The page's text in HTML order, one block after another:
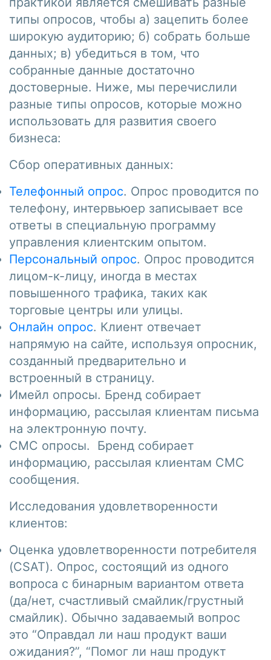
типы опросов, чтобы а) зацепить более
широкую аудиторию; б) собрать больше
данных; в) убедиться в том, что
собранные данные достаточно
достоверные. Ниже, мы перечислили
разные типы опросов, которые можно
использовать для развития своего
бизнеса:
Сбор оперативных данных:
Телефонный опрос. Опрос проводится по
телефону, интервьюер записывает все
ответы в специальную программу
управления клиентским опытом.
Персональный опрос. Опрос проводится
лицом-к-лицу, иногда в местах
повышенного трафика, таких как
торговые центры или улицы.
Онлайн опрос. Клиент отвечает
напрямую на сайте, используя опросник,
созданный предварительно и
встроенный в страницу.
Имейл опросы. Бренд собирает
информацию, рассылая клиентам письма
на электронную почту.
СМС опросы. Бренд собирает
информацию, рассылая клиентам СМС
сообщения.
Исследования удовлетворенности
клиентов:
Оценка удовлетворенности потребителя
(CSAT). Опрос, состоящий из одного
вопроса с бинарным вариантом ответа
(да/нет, счастливый смайлик/грустный
смайлик). Обычно задаваемый вопрос
это “Оправдал ли наш продукт ваши
ожидания?”, “Помог ли наш продукт